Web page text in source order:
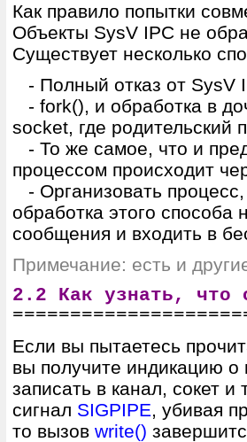
Как правило попытки
Объекты SysV IPC не
Существует несколько
- Полный отказ от SysV
- fork(), и обработка в
socket, где родительский
- То же самое, что и
процессом происходит
- Организовать
обработка этого способа
сообщения и входить в
Примечание: есть и
2.2 Как узнать, что
Если вы пытаетесь
вы получите индикацию
записать в канал, сокет
сигнал SIGPIPE, убивая
то вызов write()